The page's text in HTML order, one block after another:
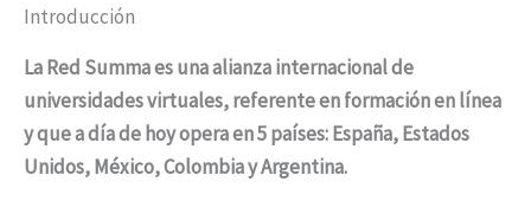
Introducción
La Red Summa es una alianza internacional de
universidades virtuales, referente en formación en línea
y que a día de hoy opera en 5 países: España, Estados
Unidos, México, Colombia y Argentina.